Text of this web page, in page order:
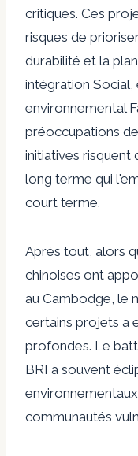
critiques. Ces
risques de
durabilité et la
intégration Social,
environnemental
préoccupations
initiatives risquent
long terme qui
court terme.
Après tout, alors
chinoises ont
au Cambodge, le
certains projets a
profondes. Le
BRI a souvent
communautés